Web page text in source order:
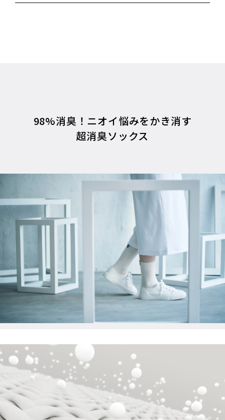
98%消臭！ニオイ悩みをかき消す
超消臭ソックス